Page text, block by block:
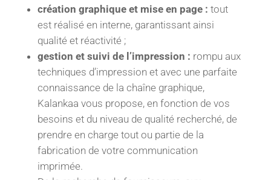
création graphique et mise en page : tout
est réalisé en interne, garantissant ainsi
qualité et réactivité ;
gestion et suivi de l’impression : rompu aux
techniques d’impression et avec une parfaite
connaissance de la chaîne graphique,
Kalankaa vous propose, en fonction de vos
besoins et du niveau de qualité recherché, de
prendre en charge tout ou partie de la
fabrication de votre communication
imprimée.